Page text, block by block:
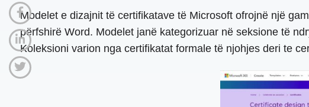
Modelet e dizajnit të certifikatave të Microsoft ofrojnë një
përfshirë Word. Modelet janë kategorizuar në seksione të
Koleksioni varion nga certifikatat formale të njohjes deri te